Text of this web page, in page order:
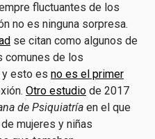
fluctuantes de los
no es ninguna sorpresa.
se citan como algunos de
comunes de los
y esto es no es el primer
Otro estudio de 2017
de Psiquiatría en el que
mujeres y niñas